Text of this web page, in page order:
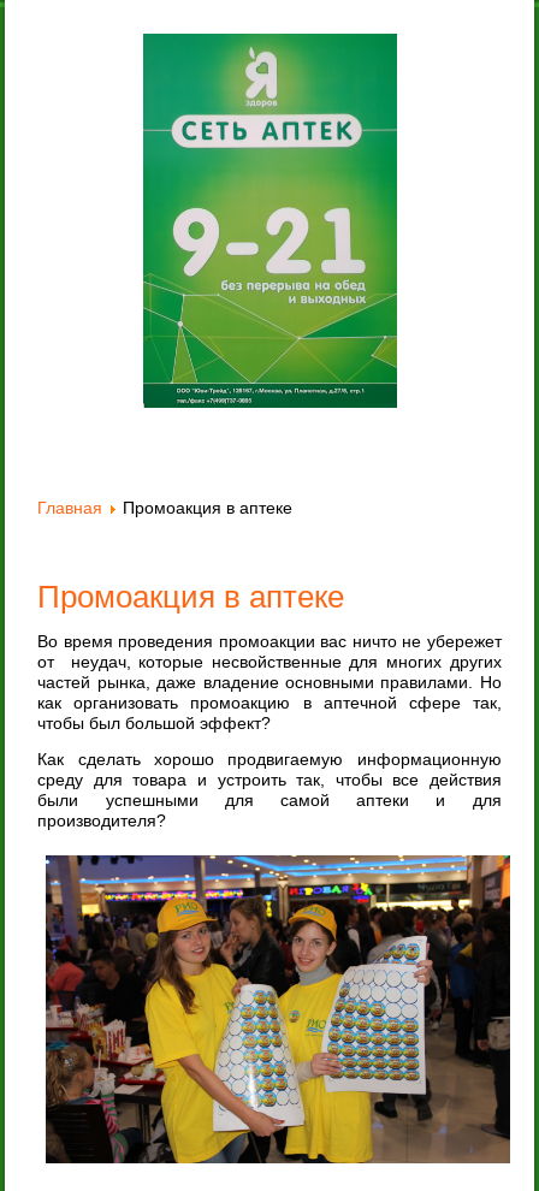
Главная Промоакция в аптеке
Промоакция в аптеке
Во время проведения промоакции вас ничто не убережет
от неудач, которые несвойственные для многих других
частей рынка, даже владение основными правилами. Но
как организовать промоакцию в аптечной сфере так,
чтобы был большой эффект?
Как сделать хорошо продвигаемую информационную
среду для товара и устроить так, чтобы все действия
были успешными для самой аптеки и для
производителя?